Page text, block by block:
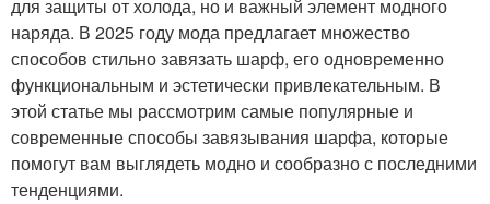
для защиты от холода, но и важный элемент модного
наряда. В 2025 году мода предлагает множество
способов стильно завязать шарф, его одновременно
функциональным и эстетически привлекательным. В
этой статье мы рассмотрим самые популярные и
современные способы завязывания шарфа, которые
помогут вам выглядеть модно и сообразно с последними
тенденциями.